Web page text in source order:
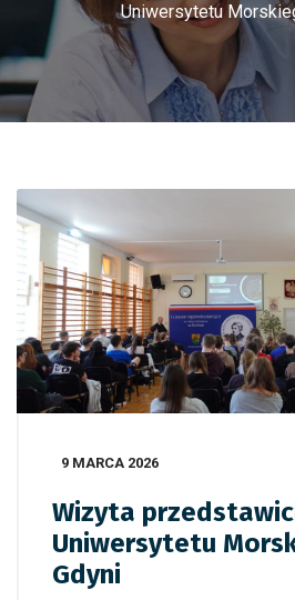
Uniwersytetu
9 MARCA 2026
Wizyta
Uniwersytetu
Gdyni